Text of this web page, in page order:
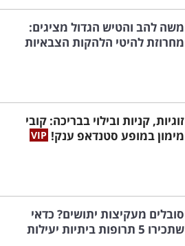
משה להב והטיש הגדול מציגים:
מחרוזת להיטי הלהקות הצבאיות
זוגיות, קניות ובילוי בבריכה: קובי
מימון במופע סטנדאפ ענק!
סובלים מעקיצות יתושים? כדאי
שתכירו 5 תרופות ביתיות יעילות